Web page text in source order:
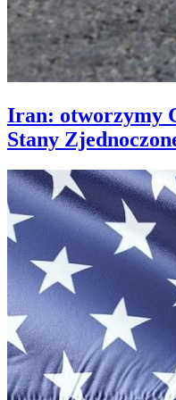
Iran: otworzymy
Stany